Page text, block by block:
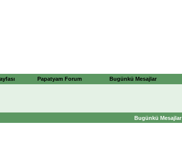
Papatyam Forum Bugünkü Mesajlar
Bugünkü Mesajlar